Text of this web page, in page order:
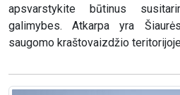
apsvarstykite būtinus
galimybes. Atkarpa yra
saugomo kraštovaizdžio